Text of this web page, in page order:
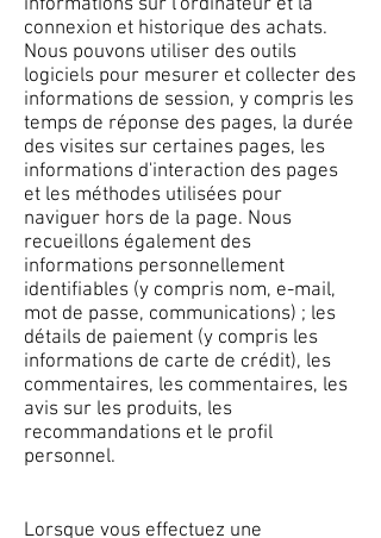
informations sur l'ordinateur et la
connexion et historique des achats.
Nous pouvons utiliser des outils
logiciels pour mesurer et collecter des
informations de session, y compris les
temps de réponse des pages, la durée
des visites sur certaines pages, les
informations d'interaction des pages
et les méthodes utilisées pour
naviguer hors de la page. Nous
recueillons également des
informations personnellement
identifiables (y compris nom, e-mail,
mot de passe, communications) ; les
détails de paiement (y compris les
informations de carte de crédit), les
commentaires, les commentaires, les
avis sur les produits, les
recommandations et le profil
personnel.
Lorsque vous effectuez une